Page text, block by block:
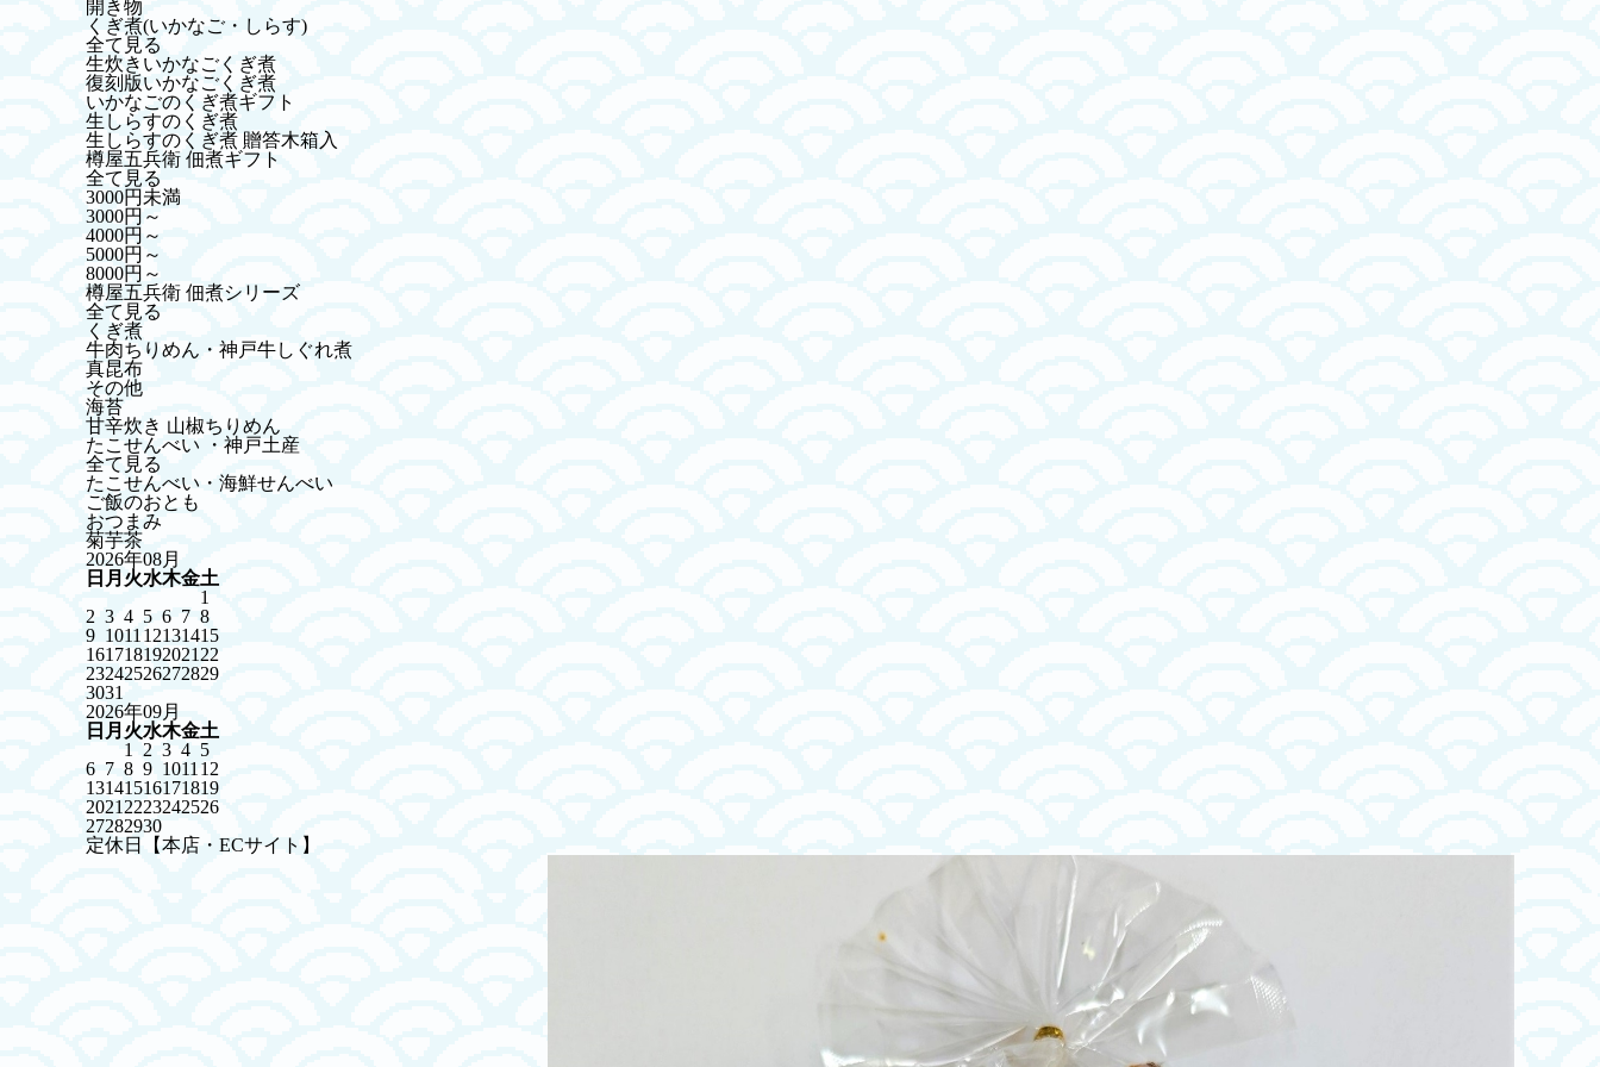
開き物
くぎ煮(いかなご・しらす)
全て見る
生炊きいかなごくぎ煮
復刻版いかなごくぎ煮
いかなごのくぎ煮ギフト
生しらすのくぎ煮
生しらすのくぎ煮 贈答木箱入
樽屋五兵衛 佃煮ギフト
全て見る
3000円未満
3000円～
4000円～
5000円～
8000円～
樽屋五兵衛 佃煮シリーズ
全て見る
くぎ煮
牛肉ちりめん・神戸牛しぐれ煮
真昆布
その他
海苔
甘辛炊き 山椒ちりめん
たこせんべい ・神戸土産
全て見る
たこせんべい・海鮮せんべい
ご飯のおとも
おつまみ
菊芋茶
2026年08月
日 月 火水木金土
1
2 3 4 5 6 7 8
9 1011 12131415
161718192021 22
23242526272829
3031
2026年09月
日 月 火水木金土
1
2 3 4 5
6 7 8 9 1011 12
13141516171819
2021 2223242526
27282930
定休日【本店・ECサイト】